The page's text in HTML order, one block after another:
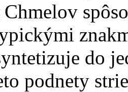
do
podnety